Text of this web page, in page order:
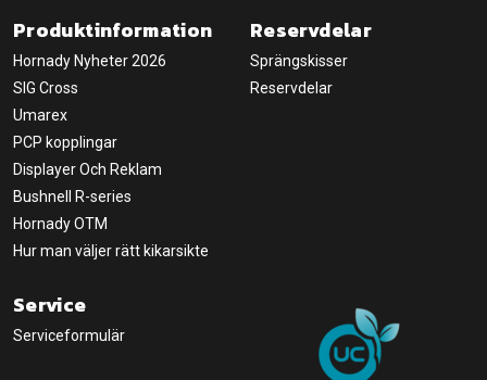
Produktinformation
Hornady Nyheter 2026
SIG Cross
Umarex
PCP kopplingar
Displayer Och Reklam
Bushnell R-series
Hornady OTM
Hur man väljer rätt kikarsikte
Reservdelar
Sprängskisser
Reservdelar
Service
Serviceformulär